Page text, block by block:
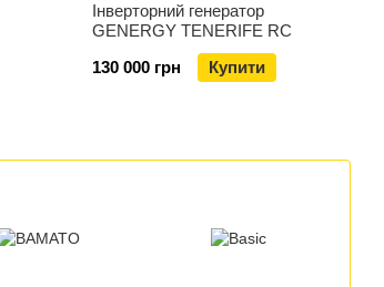
Інверторний генератор
GENERGY TENERIFE RC
130 000 грн
Купити